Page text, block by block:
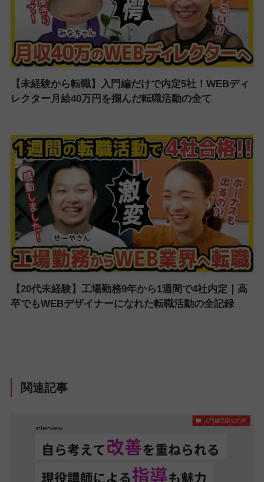
【未経験から転職】入門編だけで内定5社！WEBディ
レクター月給40万円を掴んだ転職活動の全て
【20代未経験】工場勤務9年から1週間で4社内定｜高
卒でもWEBデザイナーになれた転職活動の全記録
関連記事
入門編受講生の声